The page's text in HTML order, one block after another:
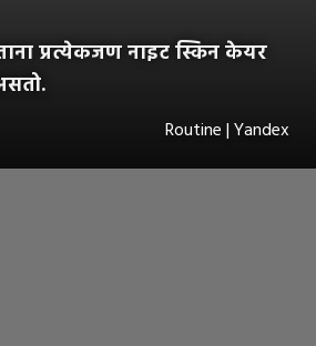
प्रत्येकजण नाइट स्किन केयर
Routine | Yandex